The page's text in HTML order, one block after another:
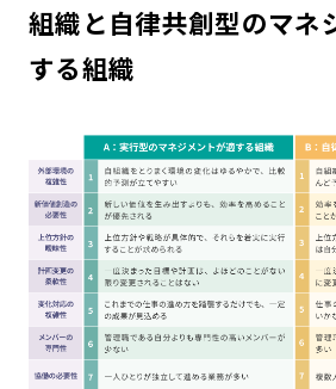
組織と自律共創型のマネ
する組織